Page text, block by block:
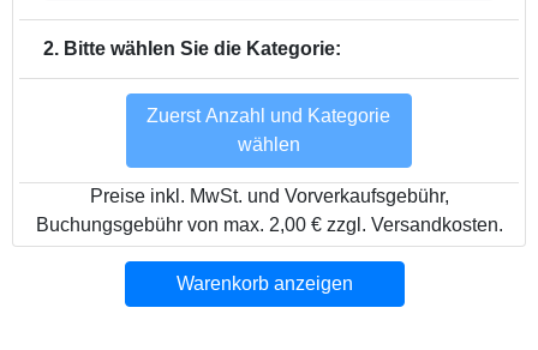
2. Bitte wählen Sie die Kategorie:
Zuerst Anzahl und Kategorie
wählen
Preise inkl. MwSt. und Vorverkaufsgebühr,
Buchungsgebühr von max. 2,00 € zzgl. Versandkosten.
Warenkorb anzeigen